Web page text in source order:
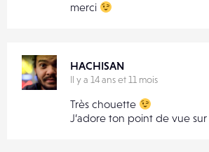
merci
HACHISAN
Il y a 14 ans et 11 mois
Très chouette
J’adore ton point de vue sur